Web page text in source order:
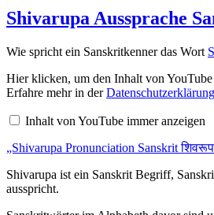
Shivarupa Aussprache
Wie spricht ein Sanskritkenner das Wort
„Shivarupa
Pronunciation
Sanskrit
śivarūpa“
YouTube
Hier klicken, um den Inhalt von YouTube
Erfahre mehr in der
Inhalt von YouTube immer anzeigen
„Shivarupa Pronunciation Sanskrit
Shivarupa ist ein Sanskrit Begriff,
ausspricht.